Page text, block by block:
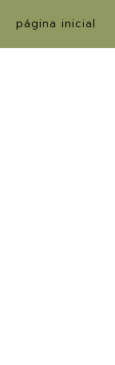
página inicial